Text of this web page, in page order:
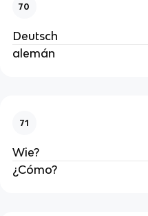
70
Deutsch
alemán
71
Wie?
¿Cómo?